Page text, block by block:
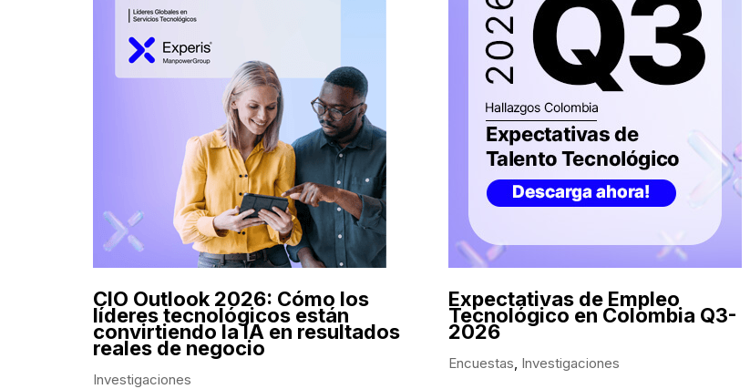
CIO Outlook 2026: Cómo los
líderes tecnológicos están
convirtiendo la IA en resultados
reales de negocio
Investigaciones
Expectativas de Empleo
Tecnológico en Colombia Q3-
2026
Encuestas Investigaciones